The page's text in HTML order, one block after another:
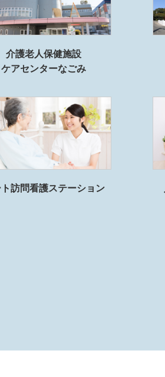
介護老人保健施設
ケアセンターなごみ
訪問看護ステーション